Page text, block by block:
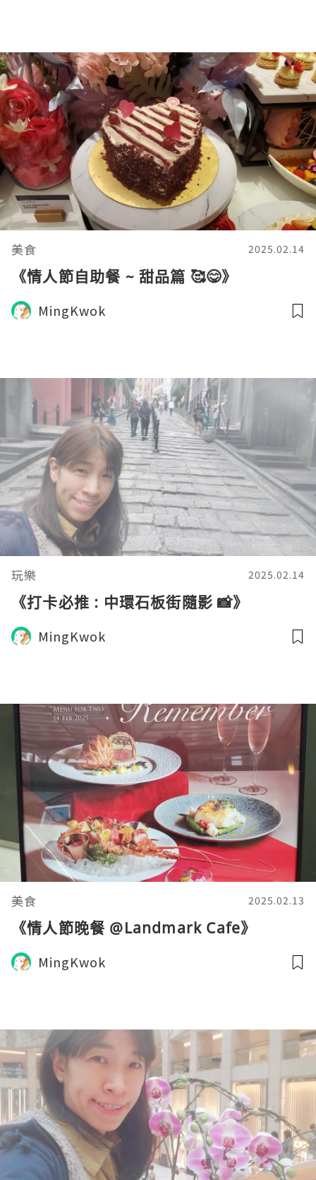
美食 2025.02.14
《情人節自助餐 ~ 甜品篇 🥰😋》
MingKwok
玩樂 2025.02.14
《打卡必推 : 中環石板街隨影 📸》
MingKwok
美食 2025.02.13
《情人節晚餐 @Landmark Cafe》
MingKwok